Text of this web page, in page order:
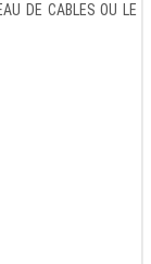
DE CABLES OU LE